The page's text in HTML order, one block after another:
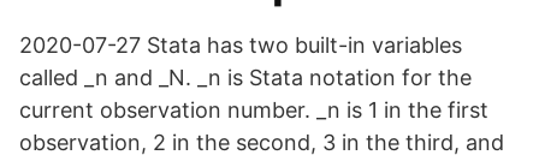
2020-07-27 Stata has two built-in variables
called _n and _N. _n is Stata notation for the
current observation number. _n is 1 in the first
observation, 2 in the second, 3 in the third, and